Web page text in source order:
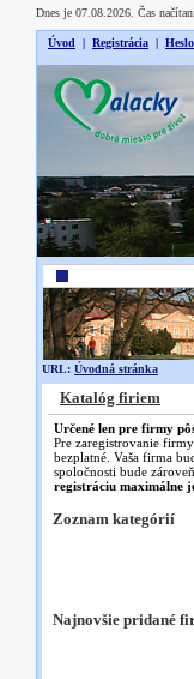
Dnes je 07.08.2026. Čas
Úvod | Registrácia | Heslo
URL: Úvodná stránka
Katalóg firiem
Určené len pre firmy
Pre zaregistrovanie
bezplatné. Vaša firma
spoločnosti bude
registráciu maximálne
Zoznam kategórií
Najnovšie pridané